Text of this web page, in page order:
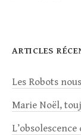
ARTICLES
Les Robots
Marie Noël,